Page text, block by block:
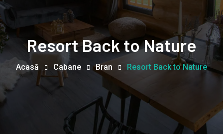
Resort Back to Nature
Acasă Cabane Bran Resort Back to Nature